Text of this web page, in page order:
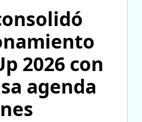
2026 con
agenda